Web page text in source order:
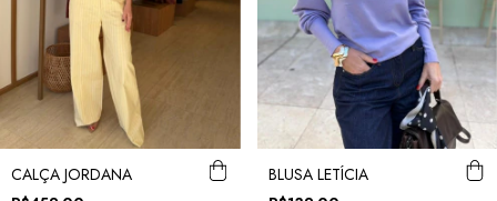
CALÇA JORDANA BLUSA LETÍCIA